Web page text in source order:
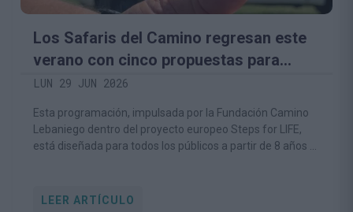
Los Safaris del Camino regresan este
verano con cinco propuestas para
descubrir la biodiversidad del territorio
lebaniego
LUN 29 JUN 2026
Esta programación, impulsada por la Fundación Camino
Lebaniego dentro del proyecto europeo Steps for LIFE,
está diseñada para todos los públicos a partir de 8 años e
LEER ARTÍCULO